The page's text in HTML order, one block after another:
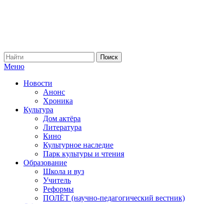
Меню
Новости
Анонс
Хроника
Культура
Дом актёра
Литература
Кино
Культурное наследие
Парк культуры и чтения
Образование
Школа и вуз
Учитель
Реформы
ПОЛЁТ (научно-педагогический вестник)